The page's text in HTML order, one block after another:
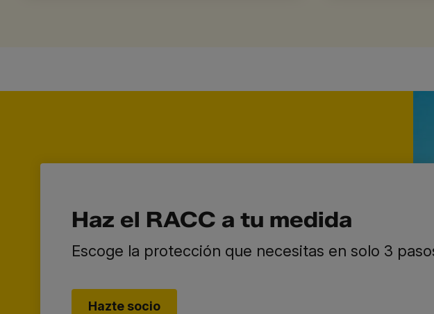
Haz el RACC a tu medida
Escoge la protección que necesitas en solo 3
Hazte socio